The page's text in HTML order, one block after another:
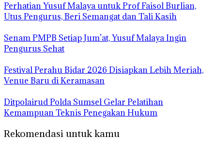
Perhatian Yusuf Malaya untuk Prof Faisol Burlian,
Utus Pengurus, Beri Semangat dan Tali Kasih
Senam PMPB Setiap Jum’at, Yusuf Malaya Ingin
Pengurus Sehat
Festival Perahu Bidar 2026 Disiapkan Lebih Meriah,
Venue Baru di Keramasan
Ditpolairud Polda Sumsel Gelar Pelatihan
Kemampuan Teknis Penegakan Hukum
Rekomendasi untuk kamu